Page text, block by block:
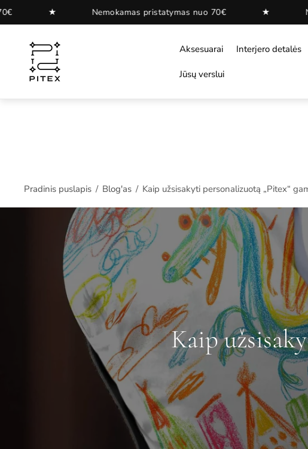
★ Nemokamas pristatymas nuo 70€ ★
Aksesuarai Interjero detalės
Jūsų verslui
Pradinis puslapis / Blog'as / Kaip užsisakyti personalizuotą „Pitex“
Kaip